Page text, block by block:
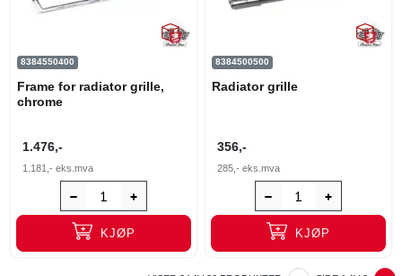
8384550400
Frame for radiator grille,
chrome
1.476,-
1.181,- eks.mva
KJØP
8384500500
Radiator grille
356,-
285,- eks.mva
KJØP